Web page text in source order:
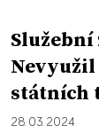
státních
28. 03. 2024